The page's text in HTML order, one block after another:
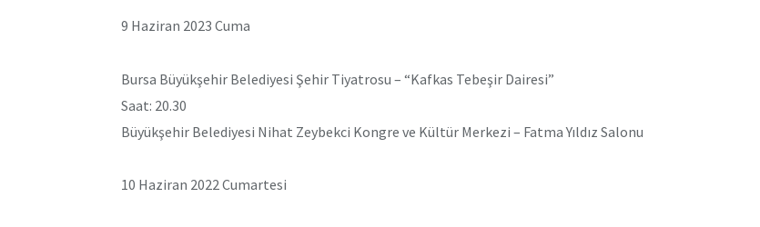
9 Haziran 2023 Cuma
Bursa Büyükşehir Belediyesi Şehir Tiyatrosu – “Kafkas Tebeşir Dairesi”
Saat: 20.30
Büyükşehir Belediyesi Nihat Zeybekci Kongre ve Kültür Merkezi – Fatma Yıldız Salonu
10 Haziran 2022 Cumartesi